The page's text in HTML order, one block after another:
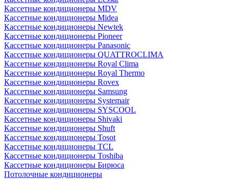
Кассетные кондиционеры MDV
Кассетные кондиционеры Midea
Кассетные кондиционеры Newtek
Кассетные кондиционеры Pioneer
Кассетные кондиционеры Panasonic
Кассетные кондиционеры QUATTROCLIMA
Кассетные кондиционеры Royal Clima
Кассетные кондиционеры Royal Thermo
Кассетные кондиционеры Rovex
Кассетные кондиционеры Samsung
Кассетные кондиционеры Systemair
Кассетные кондиционеры SYSCOOL
Кассетные кондиционеры Shivaki
Кассетные кондиционеры Shuft
Кассетные кондиционеры Tosot
Кассетные кондиционеры TCL
Кассетные кондиционеры Toshiba
Кассетные кондиционеры Бирюса
Потолочные кондиционеры